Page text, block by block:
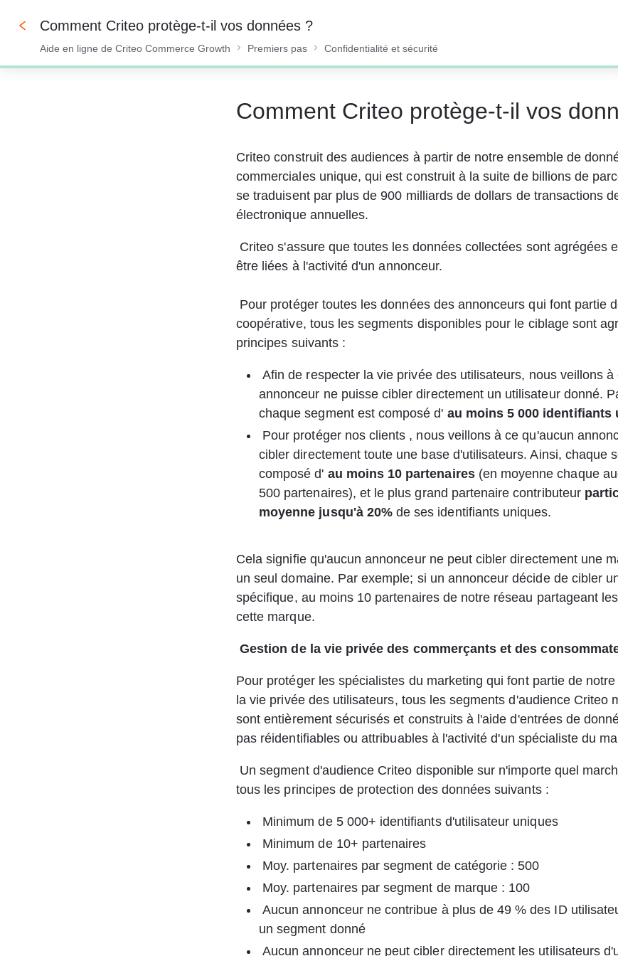
0%
Comment Criteo protège-t-il vos données ?
Aide en ligne de Criteo Commerce Growth Premiers pas Confidentialité et sécurité
Comment Criteo protège-t-il vos
Criteo construit des audiences à partir de notre ensemble de
commerciales unique, qui est construit à la suite de billions de
se traduisent par plus de 900 milliards de dollars de transactions
électronique annuelles.
Criteo s'assure que toutes les données collectées sont agrégées
être liées à l'activité d'un annonceur.
coopérative, tous les segments disponibles pour le ciblage sont
principes suivants :
Afin de respecter la vie privée des utilisateurs, nous veillons à
annonceur ne puisse cibler directement un utilisateur donné.
chaque segment est composé d' au moins 5 000 identifiants
Pour protéger nos clients , nous veillons à ce qu'aucun
cibler directement toute une base d'utilisateurs. Ainsi, chaque
composé d' au moins 10 partenaires (en moyenne chaque
500 partenaires), et le plus grand partenaire contributeur
moyenne jusqu'à 20% de ses identifiants uniques.
Cela signifie qu'aucun annonceur ne peut cibler directement une
un seul domaine. Par exemple; si un annonceur décide de cibler
spécifique, au moins 10 partenaires de notre réseau partageant
cette marque.
Gestion de la vie privée des commerçants et des
Pour protéger les spécialistes du marketing qui font partie de
la vie privée des utilisateurs, tous les segments d'audience Criteo
sont entièrement sécurisés et construits à l'aide d'entrées de
pas réidentifiables ou attribuables à l'activité d'un spécialiste du
Un segment d'audience Criteo disponible sur n'importe quel
tous les principes de protection des données suivants :
Minimum de 5 000+ identifiants d'utilisateur uniques
Minimum de 10+ partenaires
Moy. partenaires par segment de catégorie : 500
Moy. partenaires par segment de marque : 100
Aucun annonceur ne contribue à plus de 49 % des ID
un segment donné
Aucun annonceur ne peut cibler directement les utilisateurs